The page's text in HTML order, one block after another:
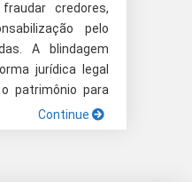
credores,
pelo
A blindagem
jurídica legal
patrimônio para
Continue